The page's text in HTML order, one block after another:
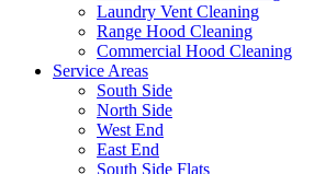
Laundry Vent Cleaning
Range Hood Cleaning
Commercial Hood Cleaning
Service Areas
South Side
North Side
West End
East End
South Side Flats